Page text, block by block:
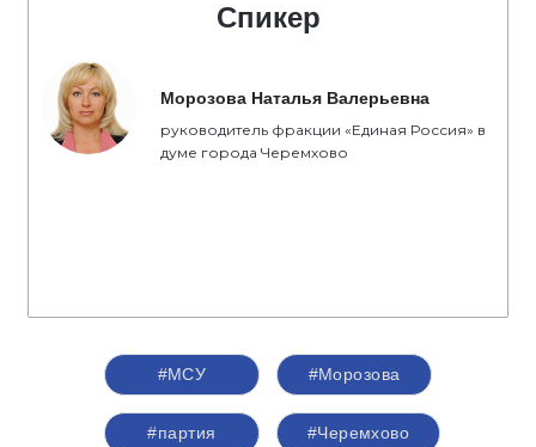
Спикер
Морозова Наталья Валерьевна
руководитель фракции «Единая Россия» в
думе города Черемхово
#МСУ #Морозова
#партия #Черемхово